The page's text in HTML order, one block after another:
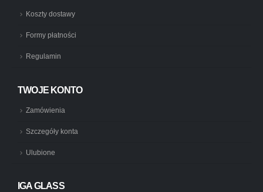
Koszty dostawy
Formy płatności
Regulamin
TWOJE KONTO
Zamówienia
Szczegóły konta
Ulubione
IGA GLASS